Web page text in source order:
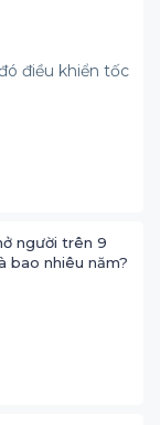
điều khiển tốc
người trên 9
bao nhiêu năm?